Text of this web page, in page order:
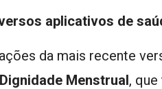
aplicativos de
da mais recente
Dignidade Menstrual,